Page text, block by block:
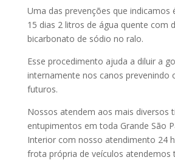
Uma das prevenções que indicamos
15 dias 2 litros de água quente com
bicarbonato de sódio no ralo.
Esse procedimento ajuda a diluir a
internamente nos canos prevenindo
futuros.
Nossos atendem aos mais diversos
entupimentos em toda Grande São
Interior com nosso atendimento 24
frota própria de veículos atendemos